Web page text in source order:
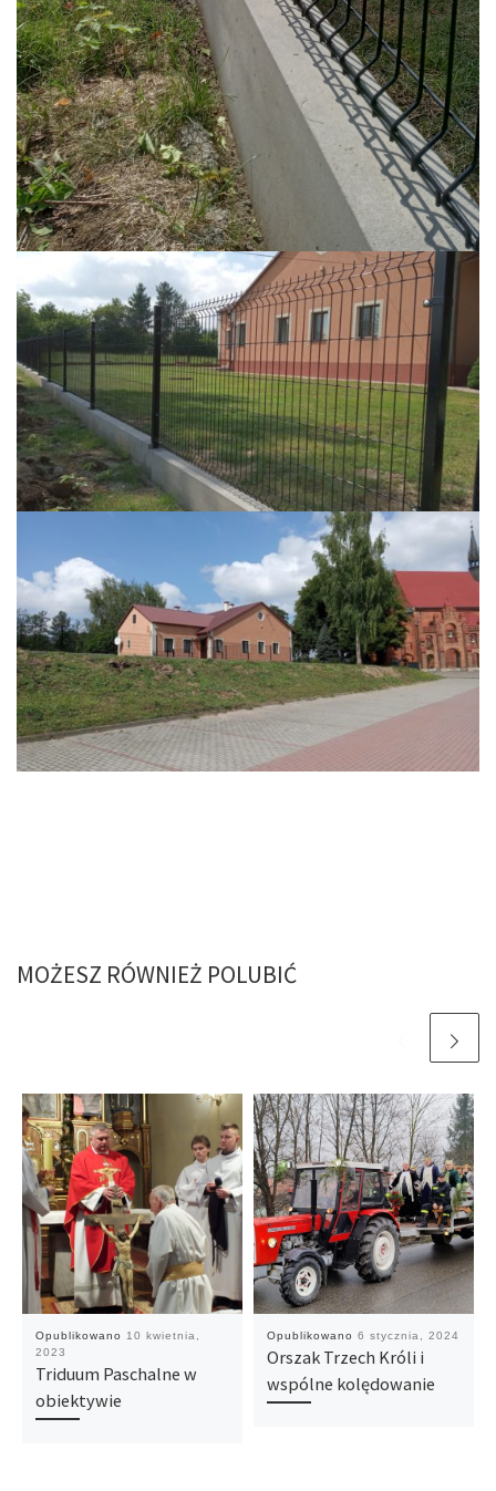
MOŻESZ RÓWNIEŻ POLUBIĆ
Opublikowano
10 kwietnia,
2023
Triduum Paschalne w
obiektywie
Opublikowano 6 stycznia, 2024
Orszak Trzech Króli i
wspólne kolędowanie